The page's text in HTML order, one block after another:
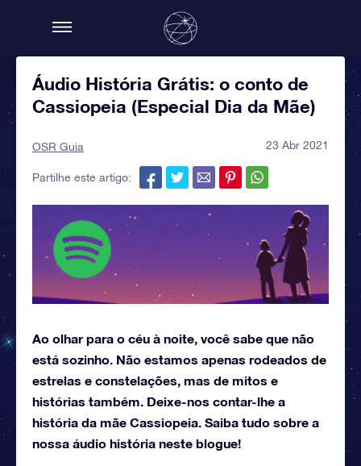
Áudio História Grátis: o conto de
Cassiopeia (Especial Dia da Mãe)
OSR Guia 23 Abr 2021
Partilhe este artigo:
Ao olhar para o céu à noite, você sabe que não
está sozinho. Não estamos apenas rodeados de
estrelas e constelações, mas de mitos e
histórias também. Deixe-nos contar-lhe a
história da mãe Cassiopeia. Saiba tudo sobre a
nossa áudio história neste blogue!